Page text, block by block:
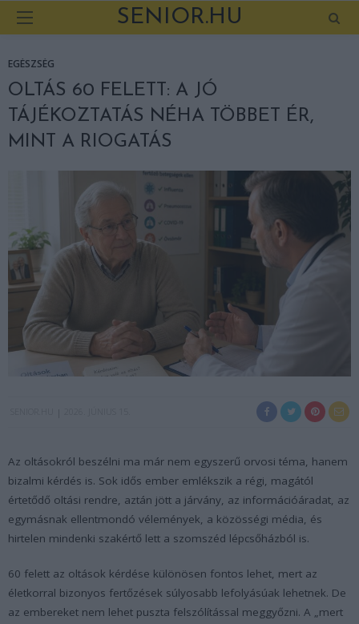
SENIOR.HU
EGÉSZSÉG
OLTÁS 60 FELETT: A JÓ
TÁJÉKOZTATÁS NÉHA TÖBBET ÉR,
MINT A RIOGATÁS
Az oltásokról beszélni ma már nem egyszerű orvosi téma, hanem
bizalmi kérdés is. Sok idős ember emlékszik a régi, magától
értetődő oltási rendre, aztán jött a járvány, az információáradat, az
egymásnak ellentmondó vélemények, a közösségi média, és
hirtelen mindenki szakértő lett a szomszéd lépcsőházból is.
60 felett az oltások kérdése különösen fontos lehet, mert az
életkorral bizonyos fertőzések súlyosabb lefolyásúak lehetnek. De
az embereket nem lehet puszta felszólítással meggyőzni. A „mert